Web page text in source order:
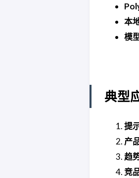
本
模
典型
提
产
趋
竞